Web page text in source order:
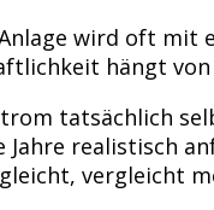
wird oft mit
hängt
tatsächlich
Jahre realistisch
vergleicht